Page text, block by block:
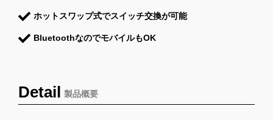
ホットスワップ式でスイッチ交換が可能
BluetoothなのでモバイルもOK
Detail 製品概要